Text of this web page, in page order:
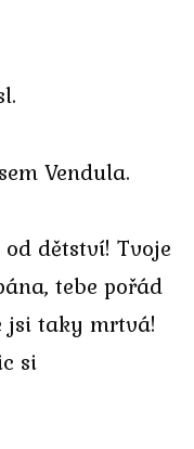
Vendula.
dětství! Tvoje
tebe pořád
jsi taky mrtvá!
si